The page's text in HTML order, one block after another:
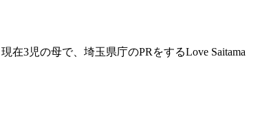
3児の母で、埼玉県庁のPRをするLove Saitama